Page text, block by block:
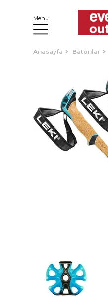
Menu
Anasayfa Batonlar